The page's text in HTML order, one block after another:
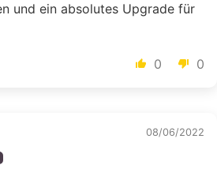
und ein absolutes Upgrade für
0 0
08/06/2022